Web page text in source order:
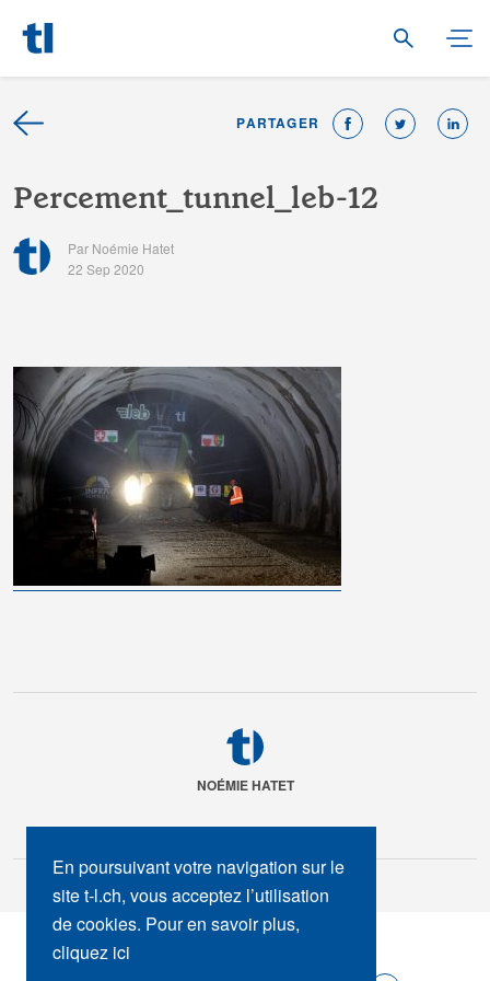
PARTAGER
Percement tunnel leb-12
Par Noémie Hatet
22 Sep 2020
NOÉMIE HATET
En poursuivant votre navigation sur le
site t-l.ch, vous acceptez l’utilisation
de cookies. Pour en savoir plus,
cliquez ici